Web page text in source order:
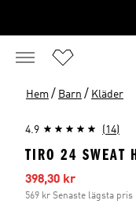
Hem / Barn / Kläder
4.9 (14)
TIRO 24 SWEAT
Reapris
398,30 kr
569 kr Senaste lägsta pris